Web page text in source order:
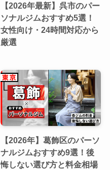
【2026年最新】呉市のパー
ソナルジムおすすめ5選！
女性向け・24時間対応から
厳選
【2026年】葛飾区のパーソ
ナルジムおすすめ9選！後
悔しない選び方と料金相場